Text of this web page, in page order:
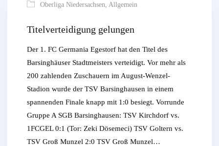
Oberliga Niedersachsen Allgemein
Titelverteidigung gelungen
Der 1. FC Germania Egestorf hat den Titel des
Barsinghäuser Stadtmeisters verteidigt. Vor mehr als
200 zahlenden Zuschauern im August-Wenzel-
Stadion wurde der TSV Barsinghausen in einem
spannenden Finale knapp mit 1:0 besiegt. Vorrunde
Gruppe A SGB Barsinghausen: TSV Kirchdorf vs.
1FCGEL 0:1 (Tor: Zeki Dösemeci) TSV Goltern vs.
TSV Groß Munzel 2:0 TSV Groß Munzel…